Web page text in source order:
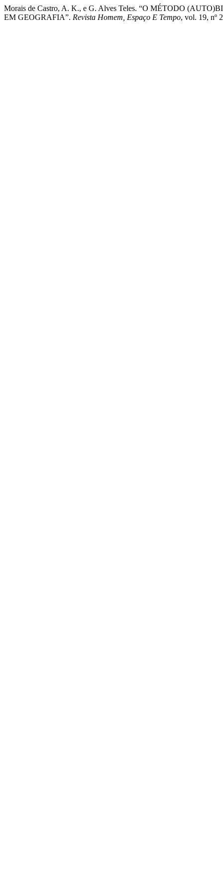
Morais de Castro, A. K., e G. Alves Teles. “O MÉTODO
EM GEOGRAFIA”. Revista Homem, Espaço E Tempo, vol. 19, nº